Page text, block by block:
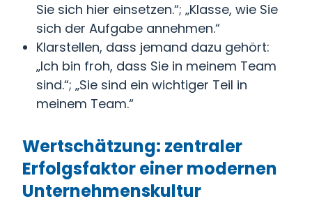
Sie sich hier einsetzen.“; „Klasse, wie Sie
sich der Aufgabe annehmen.“
Klarstellen, dass jemand dazu gehört:
„Ich bin froh, dass Sie in meinem Team
sind.“; „Sie sind ein wichtiger Teil in
meinem Team.“
Wertschätzung: zentraler
Erfolgsfaktor einer modernen
Unternehmenskultur